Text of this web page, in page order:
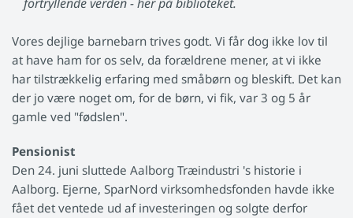
Vores dejlige barnebarn trives godt. Vi får dog ikke lov til
at have ham for os selv, da forældrene mener, at vi ikke
har tilstrækkelig erfaring med småbørn og bleskift. Det kan
der jo være noget om, for de børn, vi fik, var 3 og 5 år
gamle ved "fødslen".
Pensionist
Den 24. juni sluttede Aalborg Træindustri 's historie i
Aalborg. Ejerne, SparNord virksomhedsfonden havde ikke
fået det ventede ud af investeringen og solgte derfor